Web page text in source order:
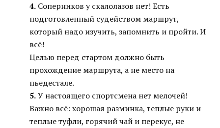
4. Соперников у скалолазов нет! Есть
подготовленный судейством маршрут,
который надо изучить, запомнить и пройти. И
всё!
Целью перед стартом должно быть
прохождение маршрута, а не место на
пьедестале.
5.У настоящего спортсмена нет мелочей!
Важно всё: хорошая разминка, теплые руки и
теплые туфли, горячий чай и перекус, не